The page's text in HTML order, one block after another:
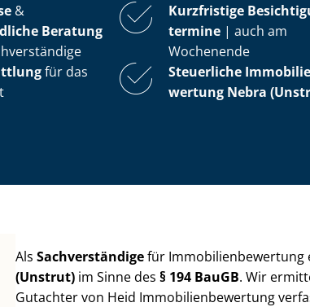
&
Beratung
Kurzfristige
ter­mi­ne | auch am
Wochenende
für das
Steuerliche
wer­tung Nebra
AlsSachverständigefür
(Unstrut) im Sinne des§ 194 BauGB. Wir
Gutachter von Heid Im­mo­bi­li­en­be­wer­tung